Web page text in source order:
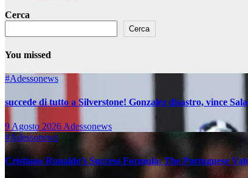
Cerca
Cerca
You missed
#Adessonews
succede di tutto a Silverstone! Gonzalez disastro, vince
9 Agosto 2026 Adessonews
#Adessonews
Cristiano Ronaldo’s Success Formula: The Portuguese